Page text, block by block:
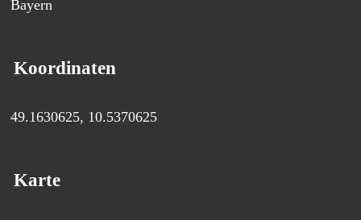
Bayern
Koordinaten
49.1630625, 10.5370625
Karte